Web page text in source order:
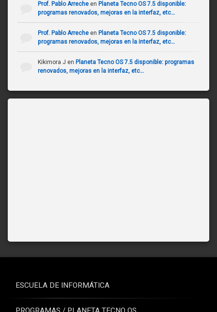
Prof. Pablo Arrecheen Planeta Tecno OS 7.5 disponible:
programas renovados, mejoras en la interfaz, etc…
Prof. Pablo Arrecheen Planeta Tecno OS 7.5 disponible:
programas renovados, mejoras en la interfaz, etc…
Kikimora J en Planeta Tecno OS 7.5 disponible: programas
renovados, mejoras en la interfaz, etc…
ESCUELA DE INFORMÁTICA